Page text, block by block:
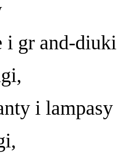
i gr and-diuki
i lampasy